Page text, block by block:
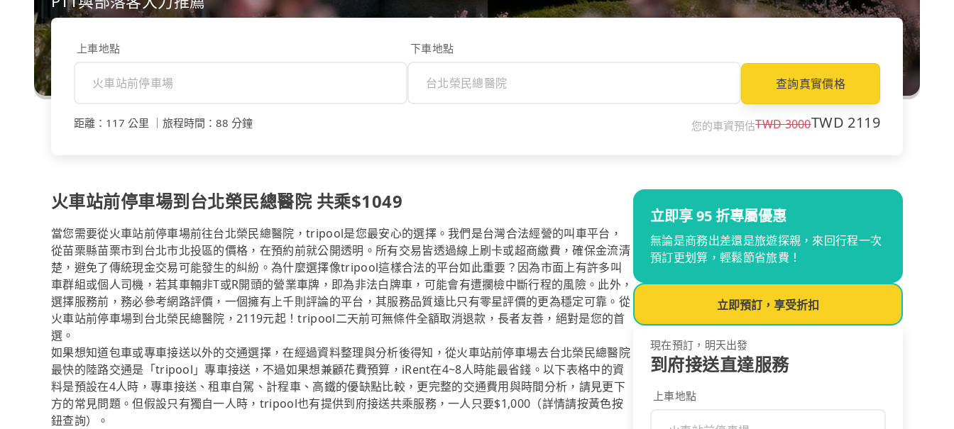
上車地點 下車地點
查詢真實價格
距離 ： 117 公里 旅程時間 ： 88 分鐘 您的車資預估TWD3000TWD 2119
火車站前停車場到台北榮民總醫院 共乘$1049
當您需要從火車站前停車場前往台北榮民總醫院，tripool是您最安心的選擇。我們是台灣合法經營的叫車平台，
從苗栗縣苗栗市到台北市北投區的價格，在預約前就公開透明。所有交易皆透過線上刷卡或超商繳費，確保金流清
楚，避免了傳統現金交易可能發生的糾紛。為什麼選擇像tripool這樣合法的平台如此重要？因為市面上有許多叫
車群組或個人司機，若其車輛非T或R開頭的營業車牌，即為非法白牌車，可能會有遭攔檢中斷行程的風險。此外，
選擇服務前，務必參考網路評價，一個擁有上千則評論的平台，其服務品質遠比只有零星評價的更為穩定可靠。從
火車站前停車場到台北榮民總醫院，2119元起！tripool二天前可無條件全額取消退款，長者友善，絕對是您的首
選。
如果想知道包車或專車接送以外的交通選擇，在經過資料整理與分析後得知，從火車站前停車場去台北榮民總醫院
最快的陸路交通是「tripool」專車接送，不過如果想兼顧花費預算，iRent在4~8人時能最省錢。以下表格中的資
料是預設在4人時，專車接送、租車自駕、計程車、高鐵的優缺點比較，更完整的交通費用與時間分析，請見更下
方的常見問題。但假設只有獨自一人時，tripool也有提供到府接送共乘服務，一人只要$1,000（詳情請按黃色按
鈕查詢）。
立即享 95 折專屬優惠
無論是商務出差還是旅遊探親，來回行程一次
預訂更划算，輕鬆節省旅費！
立即預訂，享受折扣
現在預訂，明天出發
到府接送直達服務
上車地點